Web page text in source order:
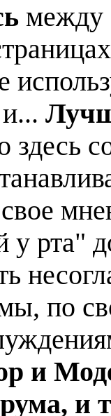
между
здесь
рта"
по
и
и